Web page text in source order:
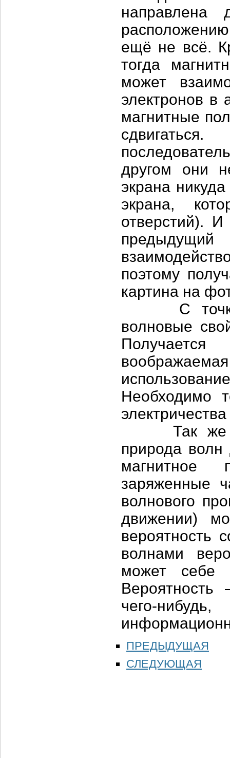
направлена
ещё не всё.
тогда
может
электронов в
магнитные
другом они
экрана
экрана,
отверстий).
поэтому
картина на
С точки
волновые
Необходимо
Так же
природа
магнитное
заряженные
волнового
движении)
вероятность
волнами
может себе
Вероятность
чего-
ПРЕДЫДУЩАЯ
СЛЕДУЮЩАЯ